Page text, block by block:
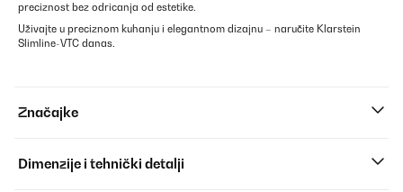
preciznost bez odricanja od estetike.
Uživajte u preciznom kuhanju i elegantnom dizajnu – naručite Klarstein
Slimline-VTC danas.
Značajke
Dimenzije i tehnički detalji